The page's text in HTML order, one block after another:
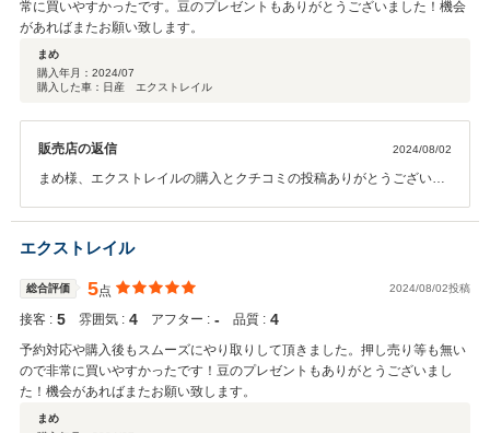
常に買いやすかったです。豆のプレゼントもありがとうございました！機会
があればまたお願い致します。
まめ
購入年月： 2024/07
購入した車：日産 エクストレイル
販売店の返信 2024/08/02
まめ様、エクストレイルの購入とクチコミの投稿ありがとうございま
お願いしております。 ご契約から納車までもスムーズにできました。
のーすくんからの豆のプレゼントも喜んでいただけてうれしいです！
エクストレイル
総合評価 5点 2024/08/02投稿
接客 : 5 雰囲気 : 4 アフター : ‐ 品質 : 4
予約対応や購入後もスムーズにやり取りして頂きました。押し売り等も無い
ので非常に買いやすかったです！豆のプレゼントもありがとうございまし
た！機会があればまたお願い致します。
まめ